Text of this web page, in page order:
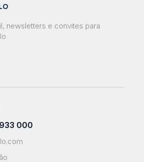
newsletters e convites para
000